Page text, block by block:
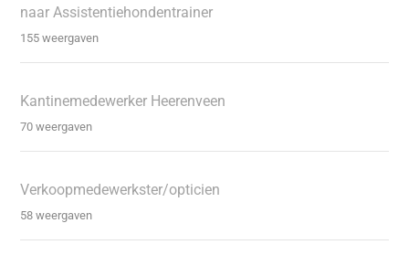
naar Assistentiehondentrainer
155 weergaven
Kantinemedewerker Heerenveen
70 weergaven
Verkoopmedewerkster/opticien
58 weergaven